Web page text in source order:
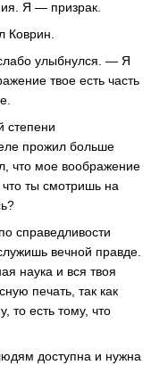
Я — призрак.
Коврин.
улыбнулся. — Я
твое есть часть
степени
прожил больше
что мое воображение
ты смотришь на
справедливости
вечной правде.
наука и вся твоя
печать, так как
то есть тому, что
доступна и нужна